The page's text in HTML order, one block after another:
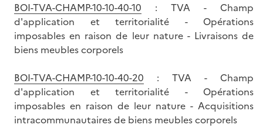
BOI-TVA-CHAMP-10-10-40-10 : TVA - Champ
d'application et territorialité - Opérations
imposables en raison de leur nature - Livraisons de
biens meubles corporels
BOI-TVA-CHAMP-10-10-40-20 : TVA - Champ
d'application et territorialité - Opérations
imposables en raison de leur nature - Acquisitions
intracommunautaires de biens meubles corporels